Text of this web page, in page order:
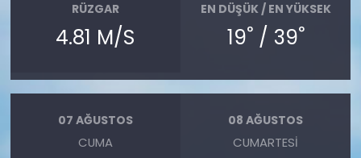
RÜZGAR
4.81 M/S
EN DÜŞÜK / EN YÜKSEK
19°/ 39°
07 AĞUSTOS
CUMA
08 AĞUSTOS
CUMARTESI